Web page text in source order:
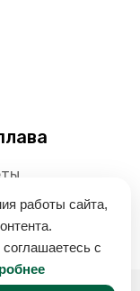
работы сайта,
с